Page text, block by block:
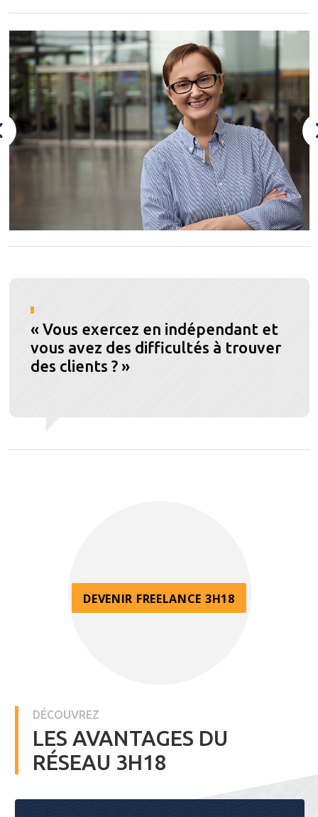
« Vous exercez en indépendant et
vous avez des difficultés à trouver
des clients ? »
DEVENIR FREELANCE 3H18
DÉCOUVREZ
LES AVANTAGES DU
RÉSEAU 3H18